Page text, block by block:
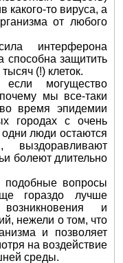
какого-то вируса, а
от любого
интерферона
способна защитить
(!) клеток.
могущество
мы все-таки
время эпидемии
городах с очень
люди остаются
выздоравливают
болеют длительно
подобные вопросы
гораздо лучше
и
нежели о том, что
и позволяет
на воздействие
среды.